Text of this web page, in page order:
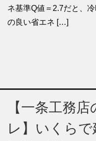
ネ基準Q値＝2.7だと、
の良い省エネ […]
【一条工務
レ】いくら